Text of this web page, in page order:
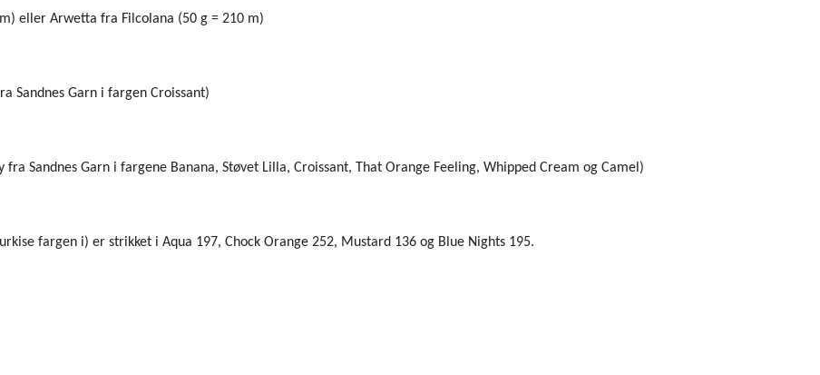
eller Arwetta fra Filcolana (50 g = 210 m)
Sandnes Garn i fargen Croissant)
Sandnes Garn i fargene Banana, Støvet Lilla, Croissant, That Orange Feeling, Whipped Cream og Camel)
fargen i) er strikket i Aqua 197, Chock Orange 252, Mustard 136 og Blue Nights 195.